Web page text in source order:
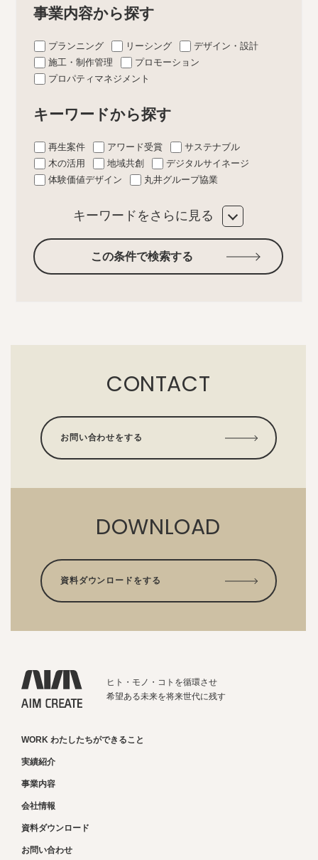
事業内容から探す
プランニング リーシング
デザイン・設計
施工・制作管理
プロモーション
プロパティマネジメント
キーワードから探す
再生案件 アワード受賞
サステナブル
木の活用
地域共創
デジタルサイネージ
体験価値デザイン
丸井グループ協業
キーワードをさらに見る
この条件で検索する
CONTACT
お問い合わせをする
DOWNLOAD
資料ダウンロードをする
ヒト・モノ・コトを循環させ
希望ある未来を将来世代に残す
WORK わたしたちができること
実績紹介
事業内容
会社情報
資料ダウンロード
お問い合わせ